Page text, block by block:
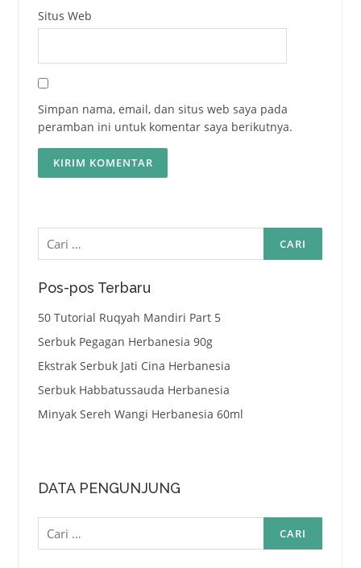
Situs Web
Simpan nama, email, dan situs web saya pada
peramban ini untuk komentar saya berikutnya.
Cari
untuk:
Pos-pos Terbaru
50 Tutorial Ruqyah Mandiri Part 5
Serbuk Pegagan Herbanesia 90g
Ekstrak Serbuk Jati Cina Herbanesia
Serbuk Habbatussauda Herbanesia
Minyak Sereh Wangi Herbanesia 60ml
DATA PENGUNJUNG
Cari
untuk: